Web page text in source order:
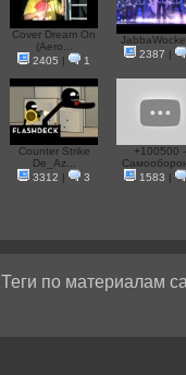
Cover Dream On
(Aero...
2405 | 1
2387 |
Counter Strike
De_Az...
3312 | 3
+100500 -
1583 |
Теги по материалам